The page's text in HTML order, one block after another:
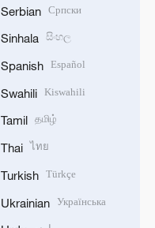
Serbian Српски
Sinhala සිංහල
Spanish Español
Swahili Kiswahili
Tamil தமிழ்
Thai ไทย
Turkish Türkçe
Ukrainian Українська